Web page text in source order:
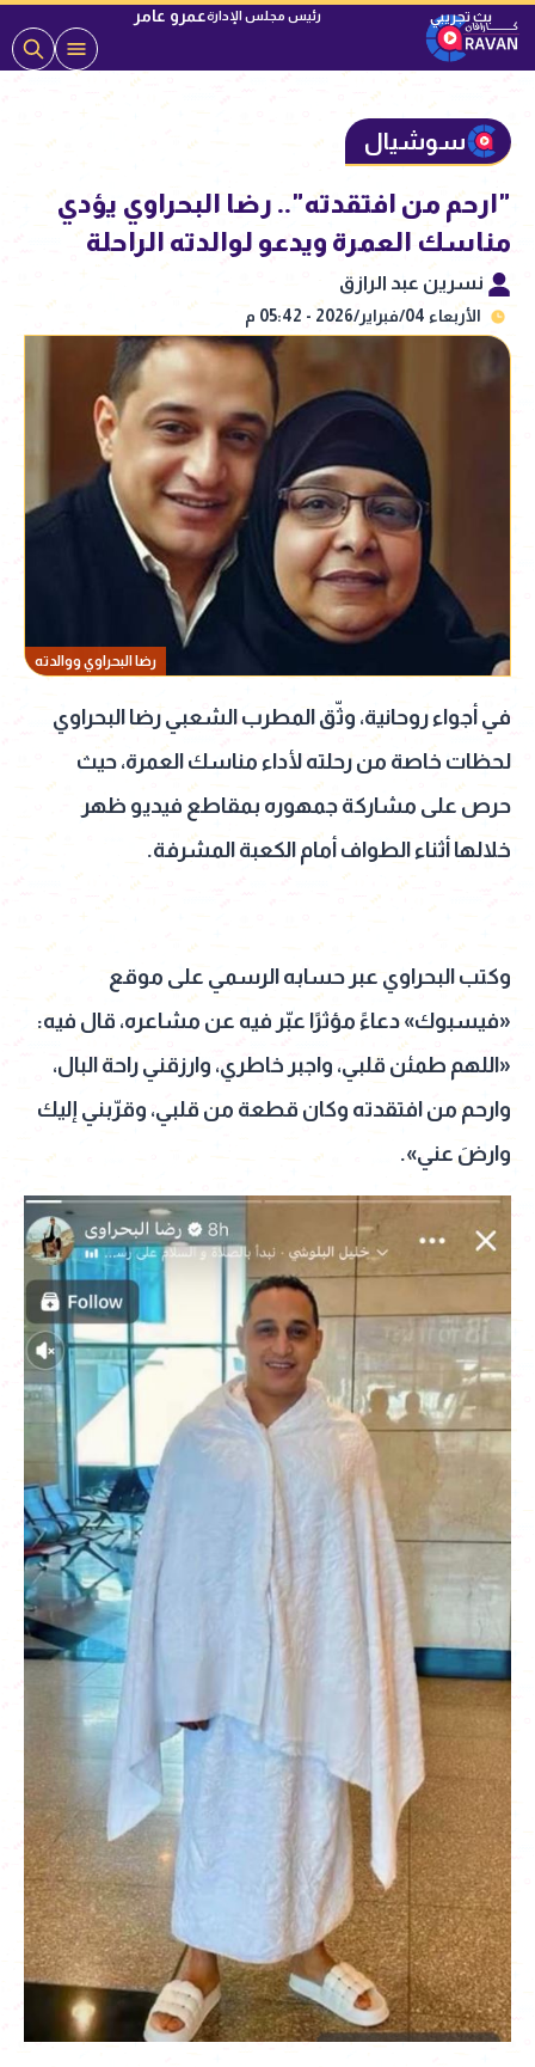
رئيس مجلس الإدارةعمرو عامر
سوشيال
"ارحم من افتقدته".. رضا البحراوي يؤدي
مناسك العمرة ويدعو لوالدته الراحلة
نسرين عبد الرازق
الأربعاء 04/فبراير/2026 - 05:42 م
رضا البحراوي ووالدته
في أجواء روحانية، وثّق المطرب الشعبي رضا البحراوي
لحظات خاصة من رحلته لأداء مناسك العمرة، حيث
حرص على مشاركة جمهوره بمقاطع فيديو ظهر
خلالها أثناء الطواف أمام الكعبة المشرفة.
وكتب البحراوي عبر حسابه الرسمي على موقع
«فيسبوك» دعاءً مؤثرًا عبّر فيه عن مشاعره، قال فيه:
«اللهم طمئن قلبي، واجبر خاطري، وارزقني راحة البال،
وارحم من افتقدته وكان قطعة من قلبي، وقرّبني إليك
وارضَ عني».